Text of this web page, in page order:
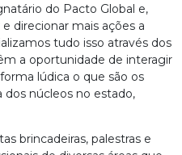
do Pacto Global e,
direcionar mais ações a
tudo isso através dos
a oportunidade de interagir
lúdica o que são os
dos núcleos no estado,
brincadeiras, palestras e